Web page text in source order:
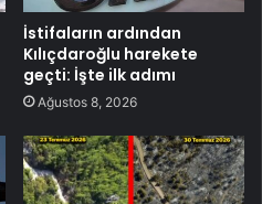
İstifaların ardından
Kılıçdaroğlu harekete
geçti: İşte ilk adımı
Ağustos 8, 2026